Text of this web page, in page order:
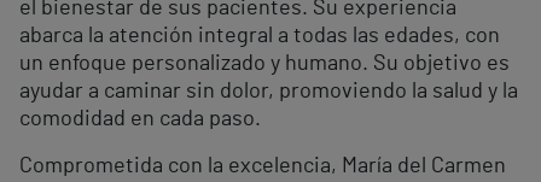
el bienestar de sus pacientes. Su experiencia
abarca la atención integral a todas las edades, con
un enfoque personalizado y humano. Su objetivo es
ayudar a caminar sin dolor, promoviendo la salud y la
comodidad en cada paso.
Comprometida con la excelencia, María del Carmen